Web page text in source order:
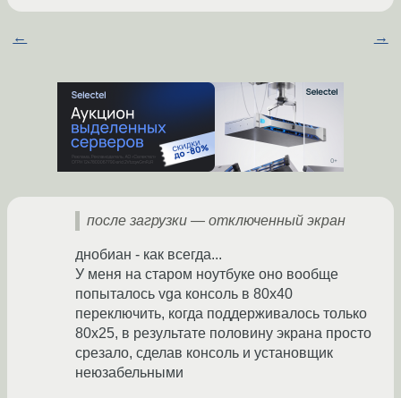
← →
после загрузки — отключенный экран
днобиан - как всегда...
У меня на старом ноутбуке оно вообще
попыталось vga консоль в 80x40
переключить, когда поддерживалось только
80x25, в результате половину экрана просто
срезало, сделав консоль и установщик
неюзабельными